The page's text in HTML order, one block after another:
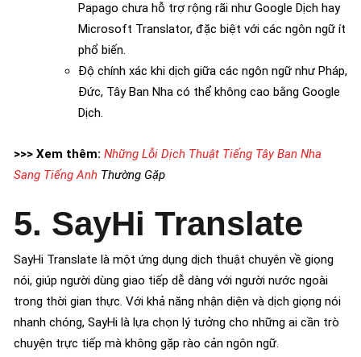
Papago chưa hỗ trợ rộng rãi như Google Dịch hay
Microsoft Translator, đặc biệt với các ngôn ngữ ít
phổ biến.
Độ chính xác khi dịch giữa các ngôn ngữ như Pháp,
Đức, Tây Ban Nha có thể không cao bằng Google
Dịch.
>>> Xem thêm: Những Lỗi Dịch Thuật Tiếng Tây Ban Nha
Sang Tiếng Anh Thường Gặp
5. SayHi Translate
SayHi Translate là một ứng dụng dịch thuật chuyên về giọng
nói, giúp người dùng giao tiếp dễ dàng với người nước ngoài
trong thời gian thực. Với khả năng nhận diện và dịch giọng nói
nhanh chóng, SayHi là lựa chọn lý tưởng cho những ai cần trò
chuyện trực tiếp mà không gặp rào cản ngôn ngữ.